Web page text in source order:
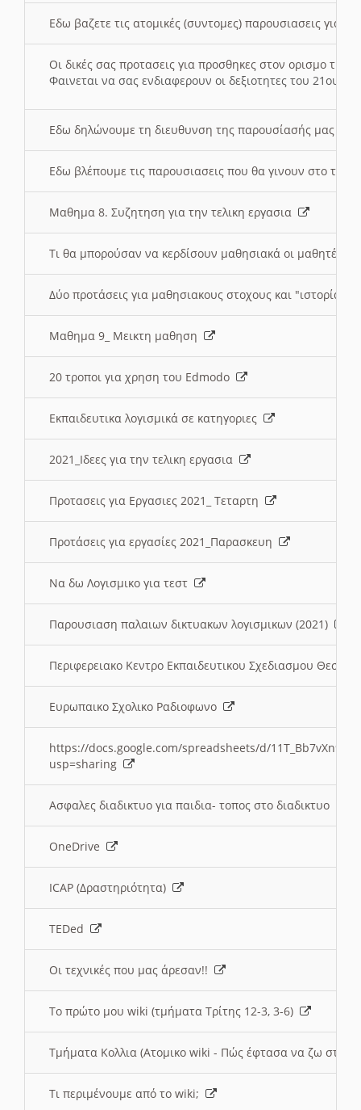
Εδω βαζετε τις ατομικές (συντομες) παρουσιασεις για
Οι δικές σας προτασεις για προσθηκες στον ορισμο
Φαινεται να σας ενδιαφερουν οι δεξιοτητες του 21ου
Εδω δηλώνουμε τη διευθυνση της παρουσίασής μας
Εδω βλέπουμε τις παρουσιασεις που θα γινουν στο
Μαθημα 8. Συζητηση για την τελικη εργασια
Τι θα μπορούσαν να κερδίσουν μαθησιακά οι μαθητές/
Δύο προτάσεις για μαθησιακους στοχους και "ιστορία"
Μαθημα 9_ Μεικτη μαθηση
20 τροποι για χρηση του Edmodo
Εκπαιδευτικα λογισμικά σε κατηγοριες
2021_Ιδεες για την τελικη εργασια
Προτασεις για Εργασιες 2021_ Τεταρτη
Προτάσεις για εργασίες 2021_Παρασκευη
Να δω Λογισμικο για τεστ
Παρουσιαση παλαιων δικτυακων λογισμικων (2021)
Περιφερειακο Κεντρο Εκπαιδευτικου Σχεδιασμου
Ευρωπαικο Σχολικο Ραδιοφωνο
https://docs.google.com/spreadsheets/d/
usp=sharing
Ασφαλες διαδικτυο για παιδια- τοπος στο διαδικτυο
OneDrive
ICAP (Δραστηριότητα)
TEDed
Οι τεχνικές που μας άρεσαν!!
Το πρώτο μου wiki (τμήματα Τρίτης 12-3, 3-6)
Τμήματα Κολλια (Ατομικο wiki - Πώς έφτασα να ζω στην
Τι περιμένουμε από το wiki;